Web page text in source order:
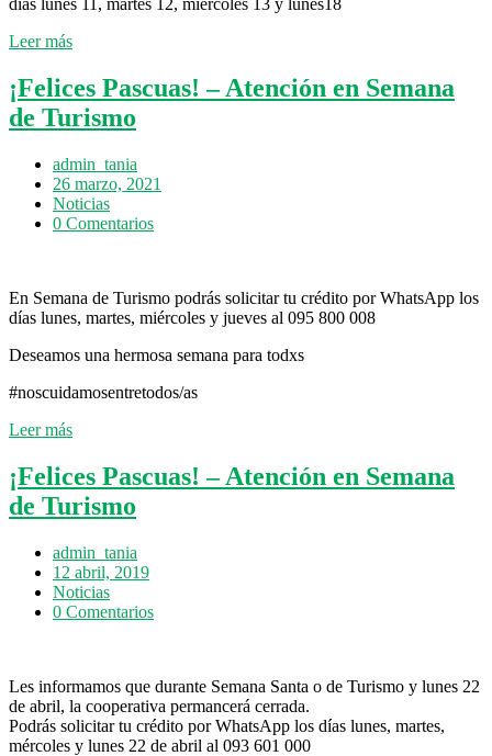
días lunes 11, martes 12, miércoles 13 y lunes18
Leer más
¡Felices Pascuas! – Atención en Semana
de Turismo
admin_tania
26 marzo, 2021
Noticias
0 Comentarios
En Semana de Turismo podrás solicitar tu crédito por WhatsApp los
días lunes, martes, miércoles y jueves al 095 800 008
Deseamos una hermosa semana para todxs
#noscuidamosentretodos/as
Leer más
¡Felices Pascuas! – Atención en Semana
de Turismo
admin_tania
12 abril, 2019
Noticias
0 Comentarios
Les informamos que durante Semana Santa o de Turismo y lunes 22
de abril, la cooperativa permancerá cerrada.
Podrás solicitar tu crédito por WhatsApp los días lunes, martes,
mércoles y lunes 22 de abril al 093 601 000